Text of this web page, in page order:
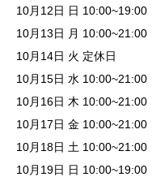
10月12日 日 10:00~19:00
10月13日 月 10:00~21:00
10月14日 火 定休日
10月15日 水 10:00~21:00
10月16日 木 10:00~21:00
10月17日 金 10:00~21:00
10月18日 土 10:00~21:00
10月19日 日 10:00~19:00